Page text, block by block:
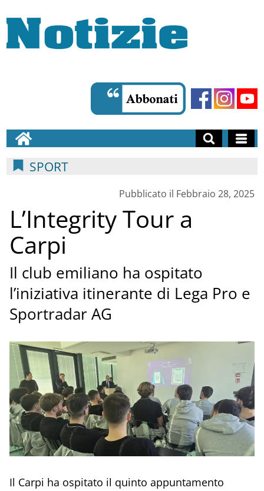
SPORT
Pubblicato il Febbraio 28, 2025
L’Integrity Tour a
Carpi
Il club emiliano ha ospitato
l’iniziativa itinerante di Lega Pro e
Sportradar AG
Il Carpi ha ospitato il quinto appuntamento